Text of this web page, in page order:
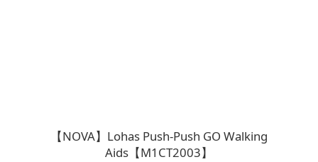
【NOVA】Lohas Push-Push GO Walking
Aids【M1CT2003】